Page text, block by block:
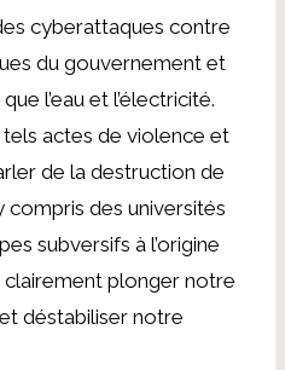
cyberattaques contre
du gouvernement et
l’eau et l’électricité.
actes de violence et
de la destruction de
compris des universités
subversifs à l’origine
plonger notre
déstabiliser notre